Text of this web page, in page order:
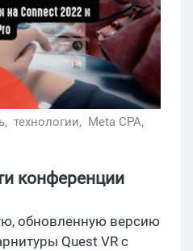
технологии, Meta CPA,
конференции
обновленную версию
Quest VR с